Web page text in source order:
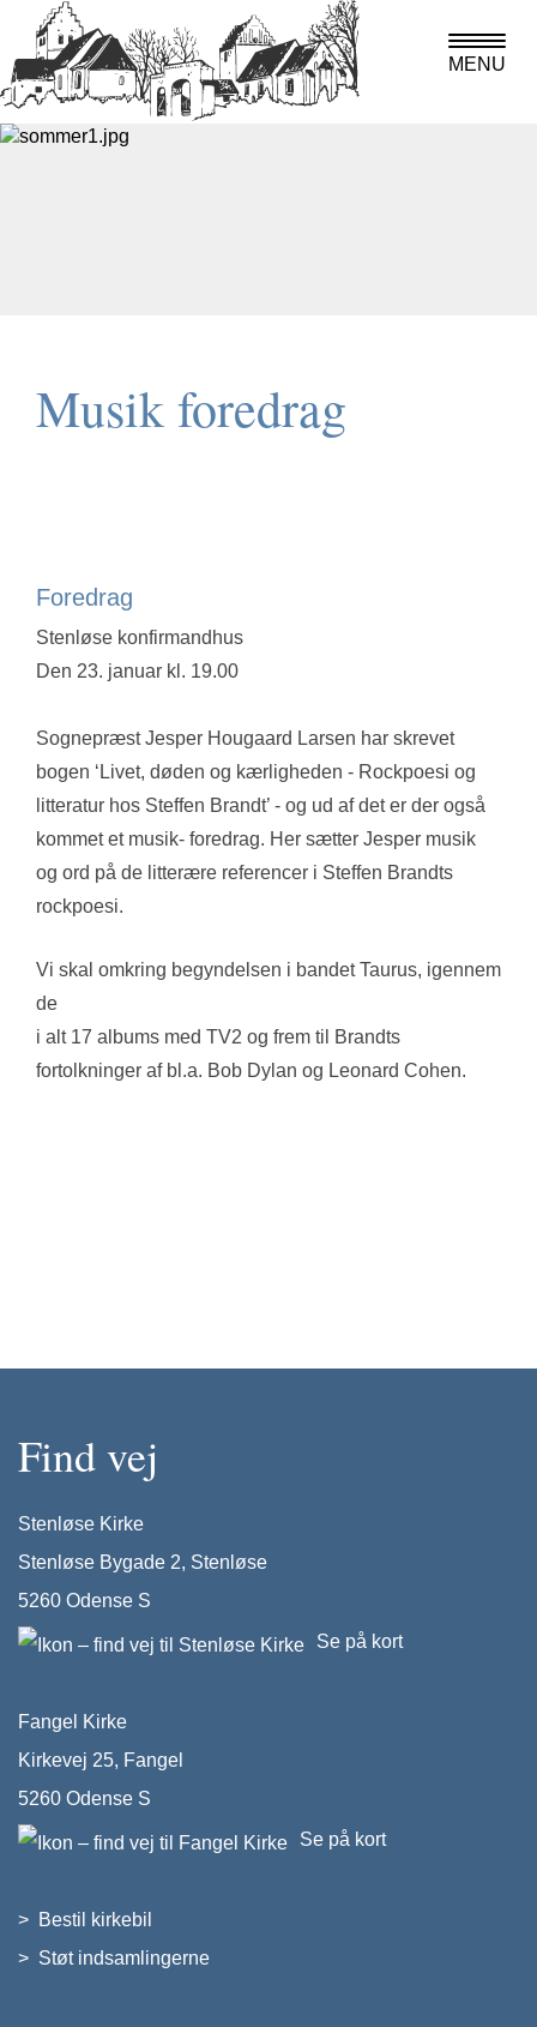
Musik foredrag
Foredrag
Stenløse konfirmandhus
Den 23. januar kl. 19.00
Sognepræst Jesper Hougaard Larsen har skrevet
bogen ‘Livet, døden og kærligheden - Rockpoesi og
litteratur hos Steffen Brandt’ - og ud af det er der også
kommet et musik- foredrag. Her sætter Jesper musik
og ord på de litterære referencer i Steffen Brandts
rockpoesi.
Vi skal omkring begyndelsen i bandet Taurus, igennem
de
i alt 17 albums med TV2 og frem til Brandts
fortolkninger af bl.a. Bob Dylan og Leonard Cohen.
Find vej
Stenløse Kirke
Stenløse Bygade 2, Stenløse
5260 Odense S
Se på kort
Fangel Kirke
Kirkevej 25, Fangel
5260 Odense S
Se på kort
> Bestil kirkebil
> Støt indsamlingerne
MENU